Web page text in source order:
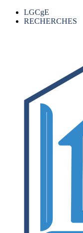
LGCgE
RECHERCHES